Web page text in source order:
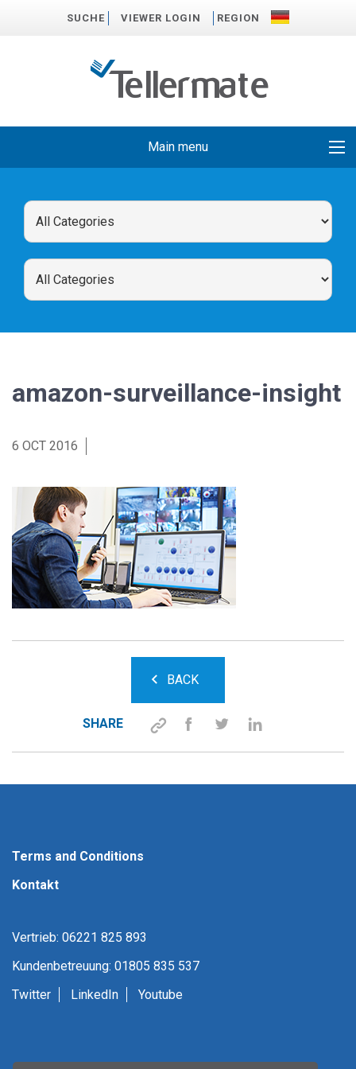
SUCHE VIEWER LOGIN REGION
Main menu
amazon-surveillance-insight
6 OCT 2016
BACK
SHARE
Terms and Conditions
Kontakt
Vertrieb: 06221 825 893
Kundenbetreuung: 01805 835 537
Twitter
LinkedIn Youtube